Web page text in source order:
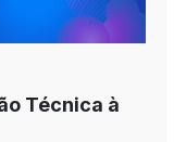
Técnica à